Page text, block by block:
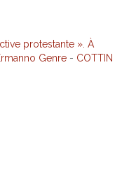
protestante ». À
Genre - COTTIN